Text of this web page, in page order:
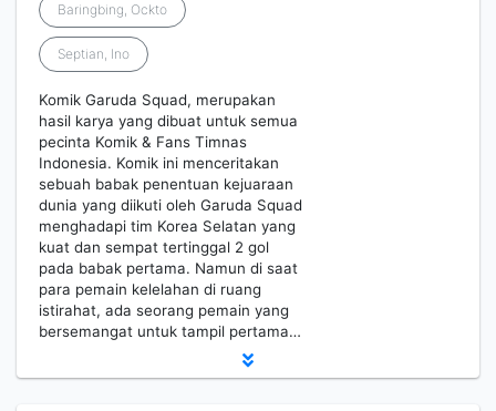
Baringbing, Ockto
Septian, Ino
Komik Garuda Squad, merupakan
hasil karya yang dibuat untuk semua
pecinta Komik & Fans Timnas
Indonesia. Komik ini menceritakan
sebuah babak penentuan kejuaraan
dunia yang diikuti oleh Garuda Squad
menghadapi tim Korea Selatan yang
kuat dan sempat tertinggal 2 gol
pada babak pertama. Namun di saat
para pemain kelelahan di ruang
istirahat, ada seorang pemain yang
bersemangat untuk tampil pertama…